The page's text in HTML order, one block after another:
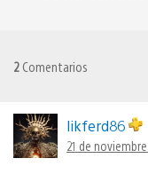
2 Comentarios
likferd86
21 de